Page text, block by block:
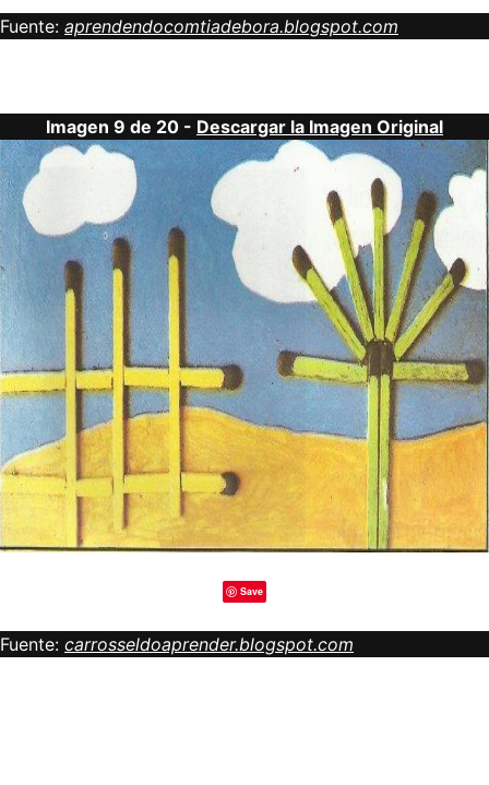
Fuente: aprendendocomtiadebora.blogspot.com
Imagen 9 de 20 - Descargar la Imagen Original
Save
Fuente: carrosseldoaprender.blogspot.com